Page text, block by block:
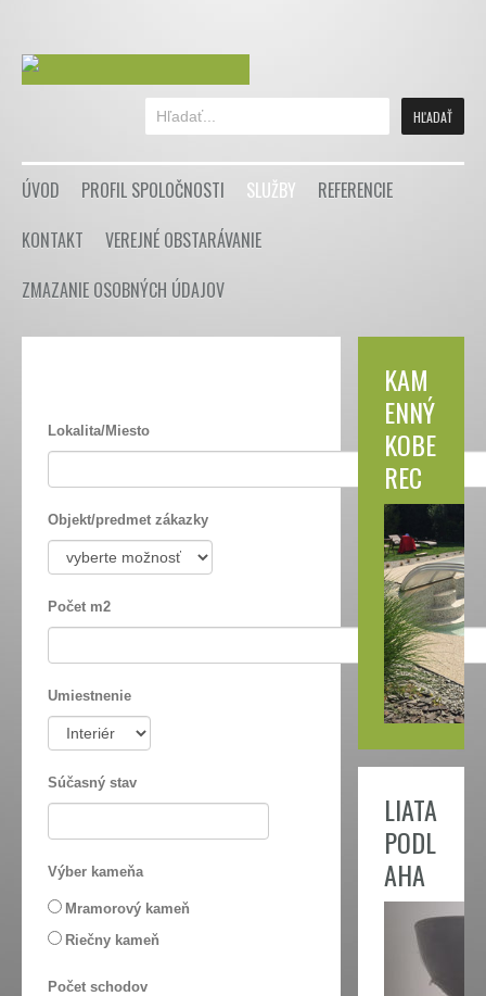
ÚVOD PROFIL SPOLOČNOSTI SLUŽBY
REFERENCIE
KONTAKT
VEREJNÉ OBSTARÁVANIE
ZMAZANIE OSOBNÝCH ÚDAJOV
Lokalita/Miesto
Objekt/predmet zákazky
Počet m2
Umiestnenie
Súčasný stav
Výber kameňa
Mramorový kameň
Riečny kameň
Počet schodov
KAM
ENNÝ
KOBE
REC
LIATA
PODL
AHA